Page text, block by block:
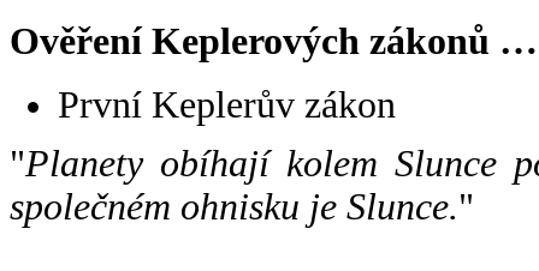
Ověření Keplerových zákonů …
První Keplerův zákon
"Planety obíhají kolem Slunce
společném ohnisku je Slunce."